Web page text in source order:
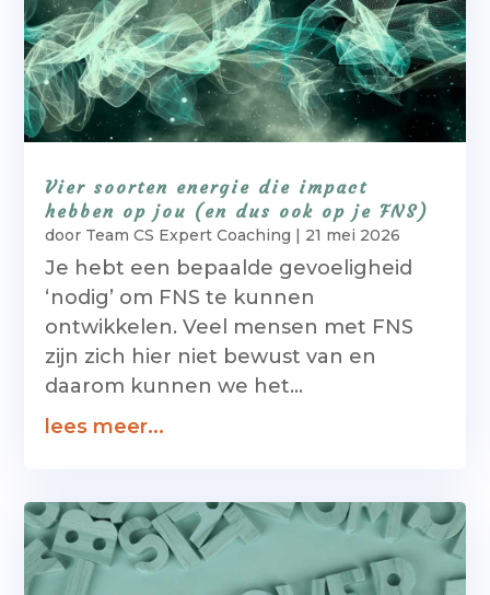
Vier soorten energie die impact
hebben op jou (en dus ook op je FNS)
door Team CS Expert Coaching 21 mei 2026
Je hebt een bepaalde gevoeligheid
‘nodig’ om FNS te kunnen
ontwikkelen. Veel mensen met FNS
zijn zich hier niet bewust van en
daarom kunnen we het...
lees meer...